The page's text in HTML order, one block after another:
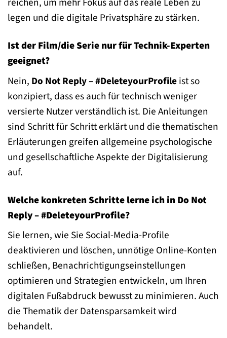
legen und die digitale Privatsphäre zu stärken.
Ist der Film/die Serie nur für Technik-Experten
geeignet?
Nein, Do Not Reply – #DeleteyourProfileist so
konzipiert, dass es auch für technisch weniger
versierte Nutzer verständlich ist. Die Anleitungen
sind Schritt für Schritt erklärt und die thematischen
Erläuterungen greifen allgemeine psychologische
und gesellschaftliche Aspekte der Digitalisierung
auf.
Welche konkreten Schritte lerne ich in Do Not
Reply – #DeleteyourProfile?
Sie lernen, wie Sie Social-Media-Profile
deaktivieren und löschen, unnötige Online-Konten
schließen, Benachrichtigungseinstellungen
optimieren und Strategien entwickeln, um Ihren
digitalen Fußabdruck bewusst zu minimieren. Auch
die Thematik der Datensparsamkeit wird
behandelt.